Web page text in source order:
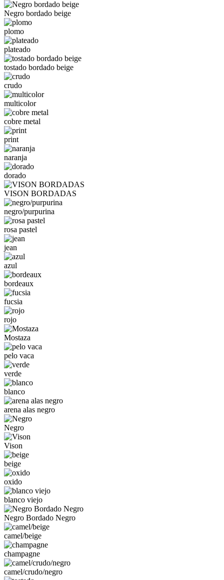
Negro bordado beige
plomo
plateado
tostado bordado beige
crudo
multicolor
cobre metal
print
naranja
dorado
VISON BORDADAS
negro/purpurina
rosa pastel
jean
azul
bordeaux
fucsia
rojo
Mostaza
pelo vaca
verde
blanco
arena alas negro
Negro
Vison
beige
oxido
blanco viejo
Negro Bordado Negro
camel/beige
champagne
camel/crudo/negro